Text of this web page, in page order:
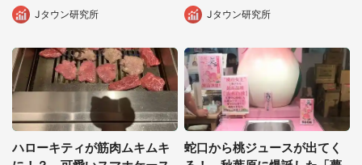
都道府選択
の... Jタウン研究所 Jタウン研究所
ハローキティが筋肉ムキムキ
蛇口から桃ジュースが出てく